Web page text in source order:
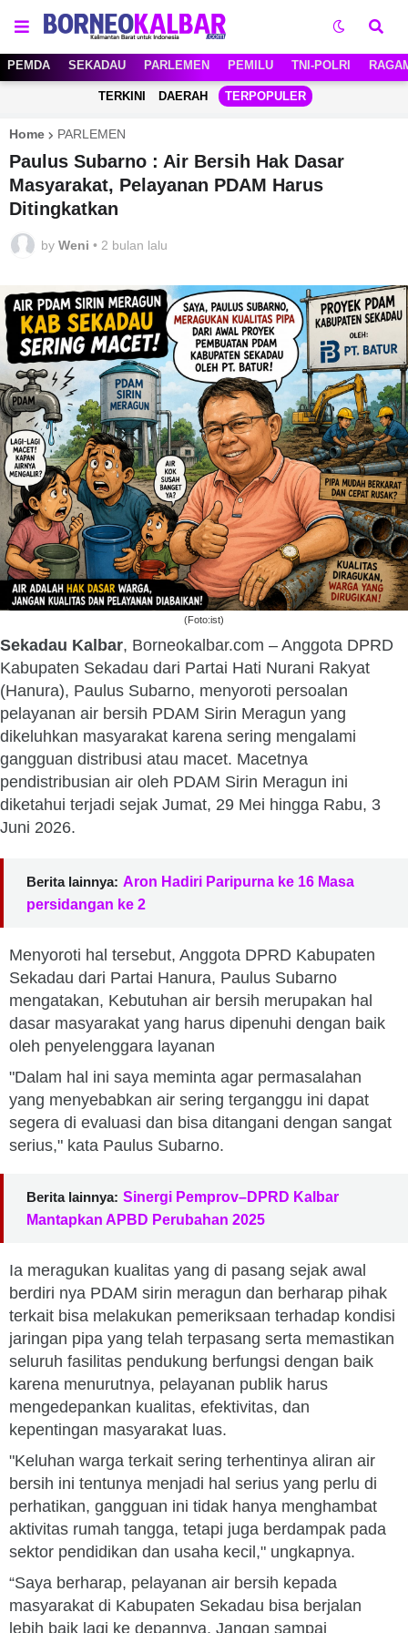
PEMDA SEKADAU PARLEMEN PEMILU TNI-POLRI
TERKINI DAERAH TERPOPULER
Home PARLEMEN
Paulus Subarno : Air Bersih Hak Dasar
Masyarakat, Pelayanan PDAM Harus
Ditingkatkan
by Weni • 2 bulan lalu
(Foto:ist)
Sekadau Kalbar, Borneokalbar.com – Anggota DPRD
Kabupaten Sekadau dari Partai Hati Nurani Rakyat
(Hanura), Paulus Subarno, menyoroti persoalan
pelayanan air bersih PDAM Sirin Meragun yang
dikeluhkan masyarakat karena sering mengalami
gangguan distribusi atau macet. Macetnya
pendistribusian air oleh PDAM Sirin Meragun ini
diketahui terjadi sejak Jumat, 29 Mei hingga Rabu, 3
Juni 2026.
Berita lainnya: Aron Hadiri Paripurna ke 16 Masa
persidangan ke 2
Menyoroti hal tersebut, Anggota DPRD Kabupaten
Sekadau dari Partai Hanura, Paulus Subarno
mengatakan, Kebutuhan air bersih merupakan hal
dasar masyarakat yang harus dipenuhi dengan baik
oleh penyelenggara layanan
"Dalam hal ini saya meminta agar permasalahan
yang menyebabkan air sering terganggu ini dapat
segera di evaluasi dan bisa ditangani dengan sangat
serius," kata Paulus Subarno.
Berita lainnya: Sinergi Pemprov–DPRD Kalbar
Mantapkan APBD Perubahan 2025
Ia meragukan kualitas yang di pasang sejak awal
berdiri nya PDAM sirin meragun dan berharap pihak
terkait bisa melakukan pemeriksaan terhadap kondisi
jaringan pipa yang telah terpasang serta memastikan
seluruh fasilitas pendukung berfungsi dengan baik
karena menurutnya, pelayanan publik harus
mengedepankan kualitas, efektivitas, dan
kepentingan masyarakat luas.
"Keluhan warga terkait sering terhentinya aliran air
bersih ini tentunya menjadi hal serius yang perlu di
perhatikan, gangguan ini tidak hanya menghambat
aktivitas rumah tangga, tetapi juga berdampak pada
sektor pendidikan dan usaha kecil," ungkapnya.
“Saya berharap, pelayanan air bersih kepada
masyarakat di Kabupaten Sekadau bisa berjalan
lebih baik lagi ke depannya, Jangan sampai